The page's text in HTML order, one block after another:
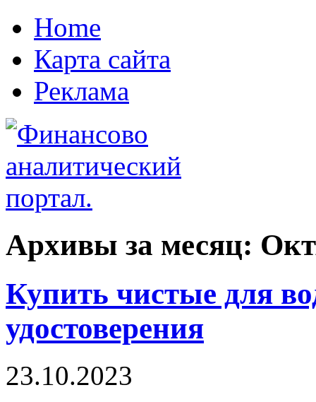
Home
Карта сайта
Реклама
Архивы за месяц:
Купить чистые для
удостоверения
23.10.2023